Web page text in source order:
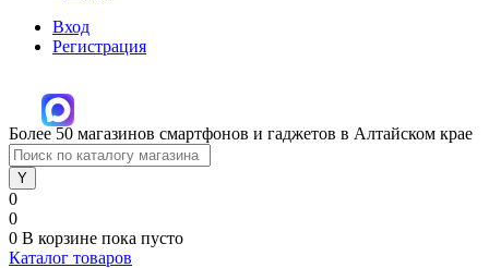
Вход
Регистрация
Более 50 магазинов смартфонов и гаджетов в Алтайском крае
0
0
0 В корзине пока пусто
Каталог товаров